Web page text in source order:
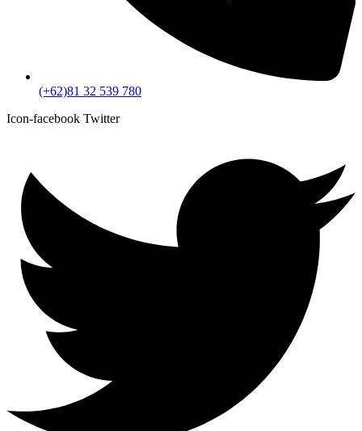
(+62)81 32 539 780
Icon-facebook Twitter